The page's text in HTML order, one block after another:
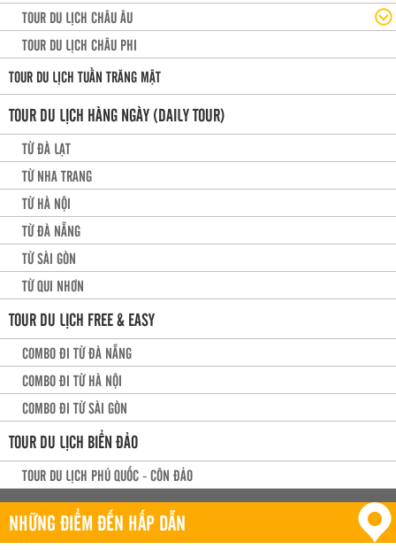
TOUR DU LỊCH CHÂU ÂU
TOUR DU LỊCH CHÂU PHI
TOUR DU LỊCH TUẦN TRĂNG MẬT
TOUR DU LỊCH HÀNG NGÀY (DAILY TOUR)
TỪ ĐÀ LẠT
TỪ NHA TRANG
TỪ HÀ NỘI
TỪ ĐÀ NẴNG
TỪ SÀI GÒN
TỪ QUI NHƠN
TOUR DU LỊCH FREE & EASY
COMBO ĐI TỪ ĐÀ NẴNG
COMBO ĐI TỪ HÀ NỘI
COMBO ĐI TỪ SÀI GÒN
TOUR DU LỊCH BIỂN ĐẢO
TOUR DU LỊCH PHÚ QUỐC - CÔN ĐẢO
NHỮNG ĐIỂM ĐẾN HẤP DẪN